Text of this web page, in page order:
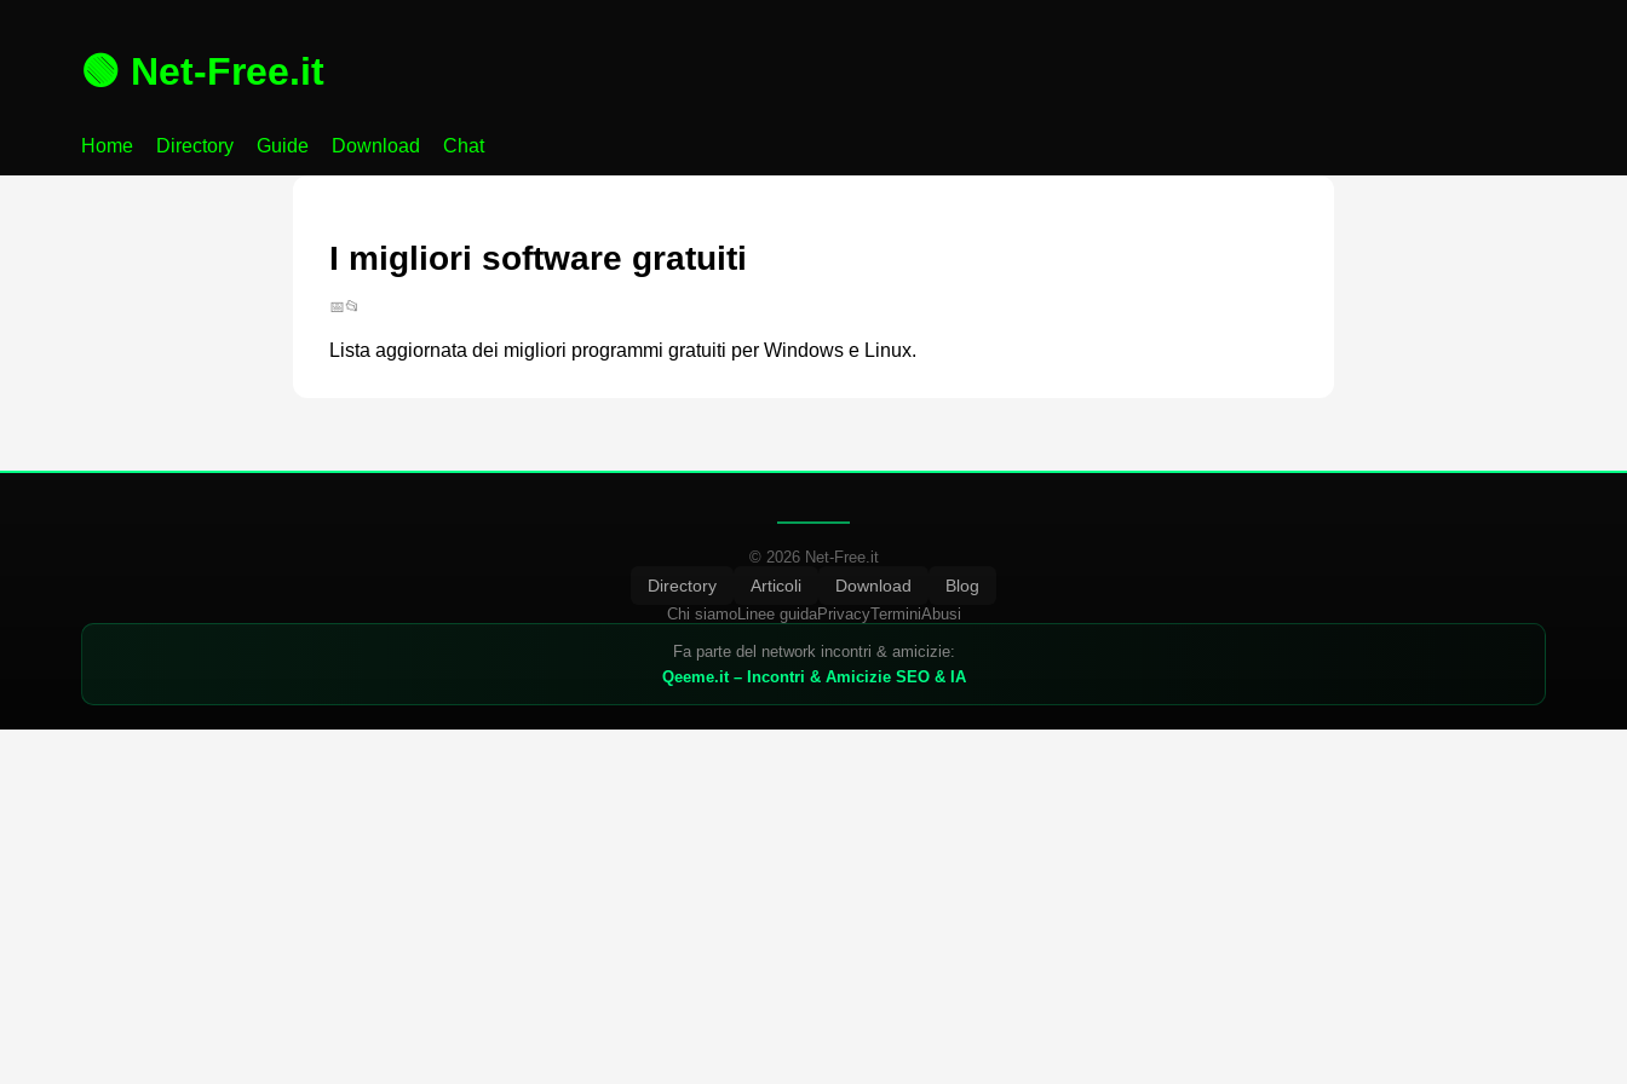
🟢 Net-Free.it
Home Directory Guide Download Chat
I migliori software gratuiti
📅📂
Lista aggiornata dei migliori programmi gratuiti per Windows e Linux.
© 2026 Net-Free.it
Directory Articoli Download Blog
Chi siamoLinee guidaPrivacyTerminiAbusi
Fa parte del network incontri & amicizie:
Qeeme.it – Incontri & Amicizie SEO & IA